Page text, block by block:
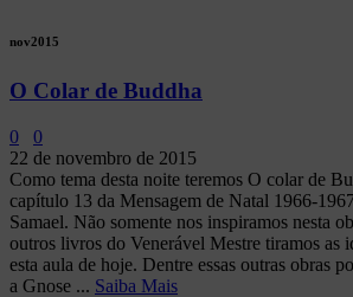
nov2015
O Colar de Buddha
0
0
22 de novembro de 2015
Como tema desta noite teremos O colar de
capítulo 13 da Mensagem de Natal 1966-
Samael. Não somente nos inspiramos nesta
outros livros do Venerável Mestre tiramos as
esta aula de hoje. Dentre essas outras obras
a Gnose ... Saiba Mais